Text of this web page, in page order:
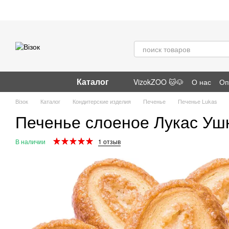
Каталог VizokZOO 🐱🐶 О нас
Отзывы о магазине
Візок Каталог Кондитерские изделия Печенье Печенье Lukas
Печенье слоеное Лукас
В наличии 1 отзыв